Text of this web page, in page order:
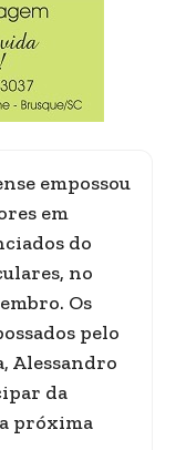
empossou
em
do
no
Os
pelo
Alessandro
da
próxima